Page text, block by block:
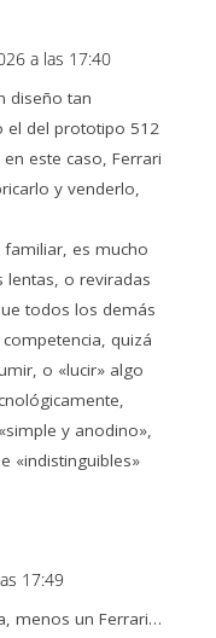
a las 17:40
diseño tan
el del prototipo 512
este caso, Ferrari
y venderlo,
familiar, es mucho
lentas, o reviradas
todos los demás
quizá
o «lucir» algo
y anodino»,
«indistinguibles»
17:49
menos un Ferrari…